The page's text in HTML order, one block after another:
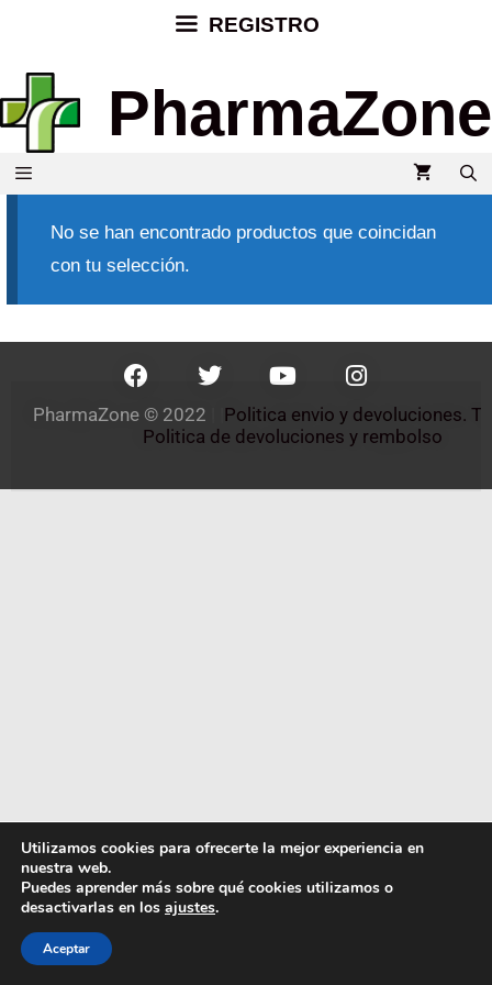
REGISTRO
PharmaZone
No se han encontrado productos que coincidan
con tu selección.
PharmaZone © 2022
Politica envio y devoluciones.
Politica de devoluciones y rembolso
0 artículos - 0,00
Utilizamos cookies para ofrecerte la mejor experiencia en
nuestra web.
Puedes aprender más sobre qué cookies utilizamos o
desactivarlas en los ajustes.
Aceptar